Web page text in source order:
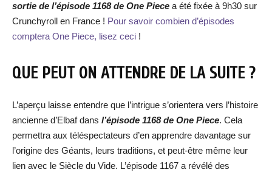
sortie de l’épisode 1168 de One Piece a été fixée à 9h30 sur
Crunchyroll en France ! Pour savoir combien d’épisodes
comptera One Piece, lisez ceci !
QUE PEUT ON ATTENDRE DE LA SUITE ?
L’aperçu laisse entendre que l’intrigue s’orientera vers l’histoire
ancienne d’Elbaf dans l’épisode 1168 de One Piece. Cela
permettra aux téléspectateurs d’en apprendre davantage sur
l’origine des Géants, leurs traditions, et peut-être même leur
lien avec le Siècle du Vide. L’épisode 1167 a révélé des